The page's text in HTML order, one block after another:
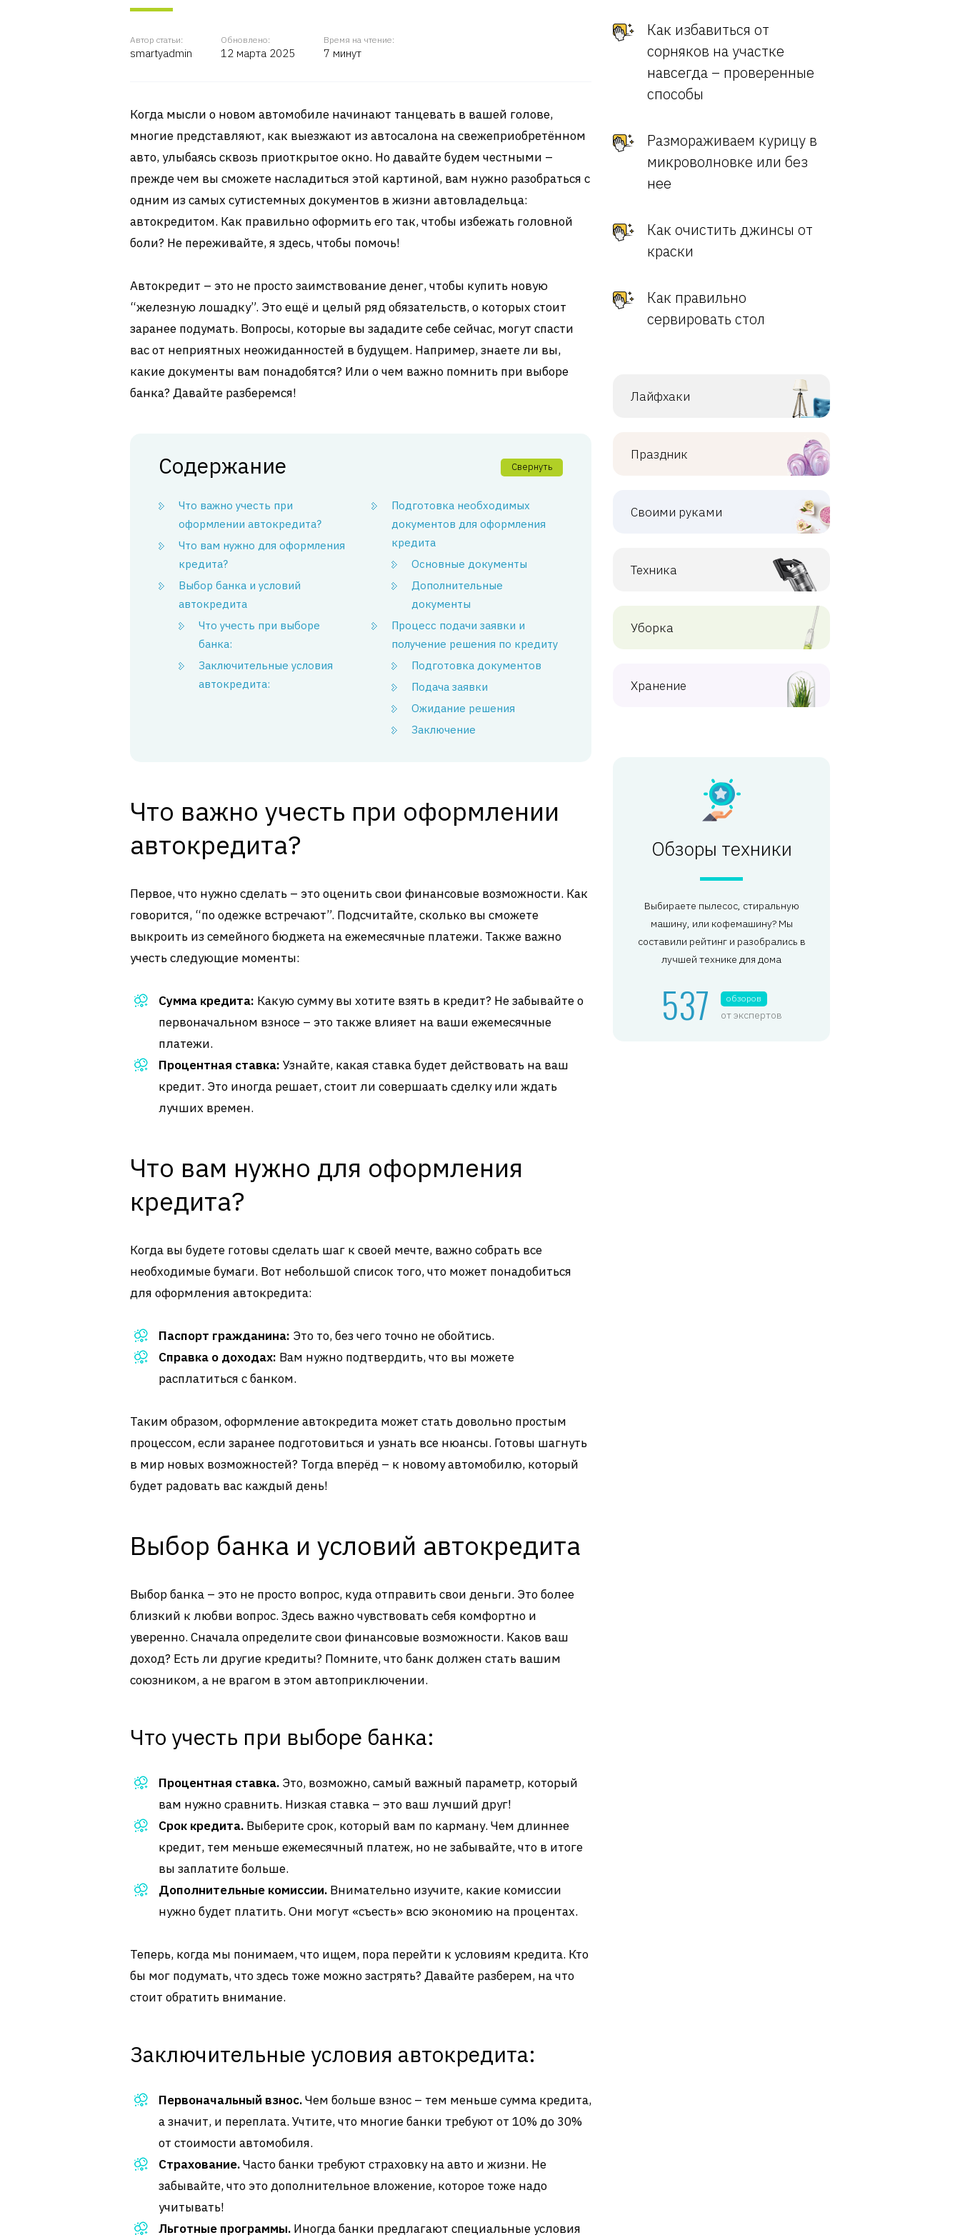
Автор статьи:
smartyadmin
Обновлено:
12 марта 2025
Время на чтение:
7 минут
Когда мысли о новом автомобиле начинают танцевать в вашей голове,
многие представляют, как выезжают из автосалона на свежеприобретённом
авто, улыбаясь сквозь приоткрытое окно. Но давайте будем честными –
прежде чем вы сможете насладиться этой картиной, вам нужно разобраться с
одним из самых сутистемных документов в жизни автовладельца:
автокредитом. Как правильно оформить его так, чтобы избежать головной
боли? Не переживайте, я здесь, чтобы помочь!
Автокредит – это не просто заимствование денег, чтобы купить новую
“железную лошадку”. Это ещё и целый ряд обязательств, о которых стоит
заранее подумать. Вопросы, которые вы зададите себе сейчас, могут спасти
вас от неприятных неожиданностей в будущем. Например, знаете ли вы,
какие документы вам понадобятся? Или о чем важно помнить при выборе
банка? Давайте разберемся!
Содержание Свернуть
Что важно учесть при
оформлении автокредита?
Что вам нужно для оформления
кредита?
Выбор банка и условий
автокредита
Что учесть при выборе
банка:
Заключительные условия
автокредита:
Подготовка необходимых
документов для оформления
кредита
Основные документы
Дополнительные
документы
Процесс подачи заявки и
получение решения по кредиту
Подготовка документов
Подача заявки
Ожидание решения
Заключение
Что важно учесть при оформлении
автокредита?
Первое, что нужно сделать – это оценить свои финансовые возможности. Как
говорится, “по одежке встречают”. Подсчитайте, сколько вы сможете
выкроить из семейного бюджета на ежемесячные платежи. Также важно
учесть следующие моменты:
Сумма кредита: Какую сумму вы хотите взять в кредит? Не забывайте о
первоначальном взносе – это также влияет на ваши ежемесячные
платежи.
Процентная ставка: Узнайте, какая ставка будет действовать на ваш
кредит. Это иногда решает, стоит ли совершаать сделку или ждать
лучших времен.
Что вам нужно для оформления
кредита?
Когда вы будете готовы сделать шаг к своей мечте, важно собрать все
необходимые бумаги. Вот небольшой список того, что может понадобиться
для оформления автокредита:
Паспорт гражданина: Это то, без чего точно не обойтись.
Справка о доходах: Вам нужно подтвердить, что вы можете
расплатиться с банком.
Таким образом, оформление автокредита может стать довольно простым
процессом, если заранее подготовиться и узнать все нюансы. Готовы шагнуть
в мир новых возможностей? Тогда вперёд – к новому автомобилю, который
будет радовать вас каждый день!
Выбор банка и условий автокредита
Выбор банка – это не просто вопрос, куда отправить свои деньги. Это более
близкий к любви вопрос. Здесь важно чувствовать себя комфортно и
уверенно. Сначала определите свои финансовые возможности. Каков ваш
доход? Есть ли другие кредиты? Помните, что банк должен стать вашим
союзником, а не врагом в этом автоприключении.
Что учесть при выборе банка:
Процентная ставка. Это, возможно, самый важный параметр, который
вам нужно сравнить. Низкая ставка – это ваш лучший друг!
Срок кредита. Выберите срок, который вам по карману. Чем длиннее
кредит, тем меньше ежемесячный платеж, но не забывайте, что в итоге
вы заплатите больше.
Дополнительные комиссии. Внимательно изучите, какие комиссии
нужно будет платить. Они могут «съесть» всю экономию на процентах.
Теперь, когда мы понимаем, что ищем, пора перейти к условиям кредита. Кто
бы мог подумать, что здесь тоже можно застрять? Давайте разберем, на что
стоит обратить внимание.
Заключительные условия автокредита:
Первоначальный взнос.Чем больше взнос – тем меньше сумма кредита,
а значит, и переплата. Учтите, что многие банки требуют от 10% до 30%
от стоимости автомобиля.
Страхование.Часто банки требуют страховку на авто и жизни. Не
забывайте, что это дополнительное вложение, которое тоже надо
учитывать!
Льготные программы. Иногда банки предлагают специальные условия
Как избавиться от
сорняков на участке
навсегда – проверенные
способы
Размораживаем курицу в
микроволновке или без
нее
Как очистить джинсы от
краски
Как правильно
сервировать стол
Лайфхаки
Праздник
Своими руками
Техника
Уборка
Хранение
Обзоры техники
Выбираете пылесос, стиральную
машину, или кофемашину? Мы
составили рейтинг и разобрались в
лучшей технике для дома
537 обзоров
от экспертов